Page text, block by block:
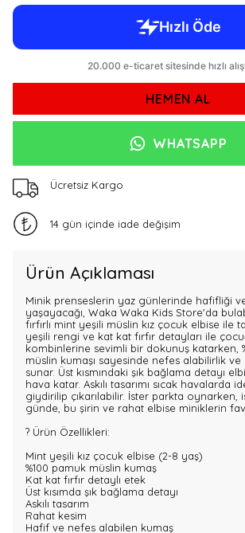
HEMEN AL
WHATSAPP
Ücretsiz Kargo
14 gün içinde iade değişim
Ürün Açıklaması
Minik prenseslerin yaz günlerinde hafifliği ve
yaşayacağı, Waka Waka Kids Store'da
fırfırlı mint yeşili müslin kız çocuk elbise ile
yeşili rengi ve kat kat fırfır detayları ile
kombinlerine sevimli bir dokunuş katarken,
müslin kumaşı sayesinde nefes alabilirlik
sunar. Üst kısmındaki şık bağlama detayı
hava katar. Askılı tasarımı sıcak havalarda
giydirilip çıkarılabilir. İster parkta oynarken,
günde, bu şirin ve rahat elbise miniklerin
? Ürün Özellikleri:
Mint yeşili kız çocuk elbise (2-8 yaş)
%100 pamuk müslin kumaş
Kat kat fırfır detaylı etek
Üst kısımda şık bağlama detayı
Askılı tasarım
Rahat kesim
Hafif ve nefes alabilen kumaş